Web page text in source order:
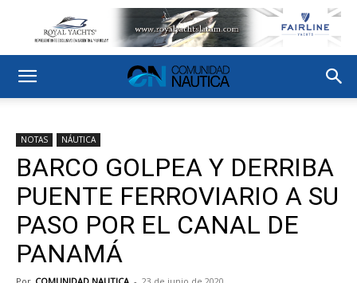
NOTAS NÁUTICA
BARCO GOLPEA Y DERRIBA
PUENTE FERROVIARIO A SU
PASO POR EL CANAL DE
PANAMÁ